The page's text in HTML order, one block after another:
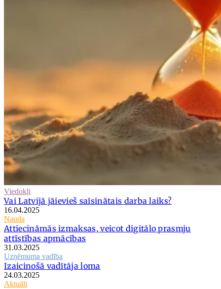
Viedokļi
Vai Latvijā jāievieš saīsinātais darba laiks?
16.04.2025
Nauda
Attiecināmās izmaksas, veicot digitālo prasmju
attīstības apmācības
31.03.2025
Uzņēmuma vadība
Izaicinošā vadītāja loma
24.03.2025
Aktuāli